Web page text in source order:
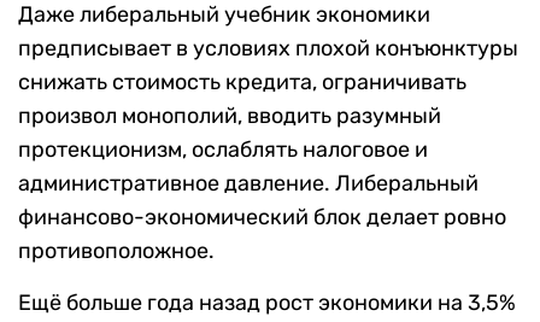
Даже либеральный учебник экономики
предписывает в условиях плохой конъюнктуры
снижать стоимость кредита, ограничивать
произвол монополий, вводить разумный
протекционизм, ослаблять налоговое и
административное давление. Либеральный
финансово-экономический блок делает ровно
противоположное.
Ещё больше года назад рост экономики на 3,5%